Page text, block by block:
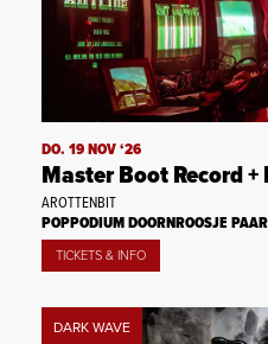
DO. 19 NOV ‘26
Master Boot Record +
AROTTENBIT
POPPODIUM DOORNROOSJE
TICKETS & INFO
DARK WAVE